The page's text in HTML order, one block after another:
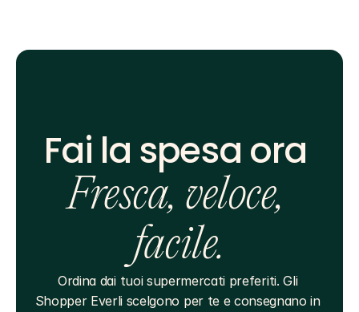
Fai la spesa ora
Fresca, veloce,
facile.
Ordina dai tuoi supermercati preferiti. Gli
Shopper Everli scelgono per te e consegnano in